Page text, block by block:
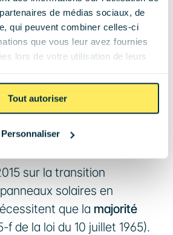
de médias sociaux, de
qui peuvent combiner celles-ci
que vous leur avez fournies
lors de votre utilisation de leurs
Tout autoriser
Personnaliser
sembler complexe, mais il
2015 précisément pour
Comprendre les
sur la transition
solaires en
que la majorité
f de la loi du 10 juillet 1965).